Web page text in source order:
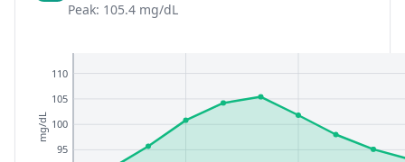
Peak: 105.4 mg/dL
95
100
105
110
mg/dL